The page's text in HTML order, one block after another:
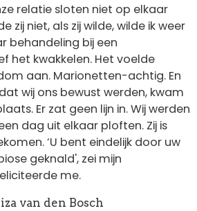
relatie sloten niet op elkaar
zij niet, als zij wilde, wilde ik weer
behandeling bij een
het kwakkelen. Het voelde
aan. Marionetten-achtig. En
wij ons bewust werden, kwam
Er zat geen lijn in. Wij werden
dag uit elkaar ploften. Zij is
‘U bent eindelijk door uw
geknald', zei mijn
me.
van den Bosch